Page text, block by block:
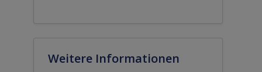
Weitere Informationen